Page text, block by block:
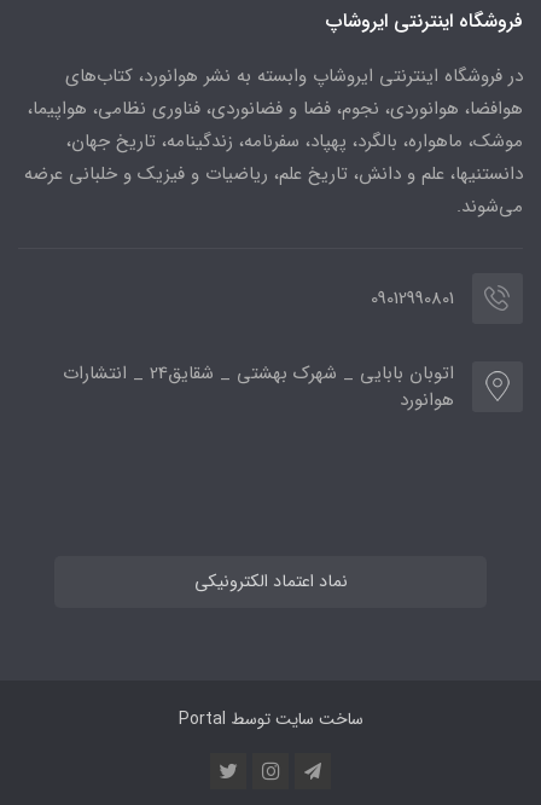
فروشگاه اینترنتی ایروشاپ
در فروشگاه اینترنتی ایروشاپ وابسته به نشر هوانورد، کتاب‌های
هوافضا، هوانوردی، نجوم، فضا و فضانوردی، فناوری نظامی، هواپیما،
موشک، ماهواره، بالگرد، پهپاد، سفرنامه، زندگینامه، تاریخ جهان،
دانستنیها، علم و دانش، تاریخ علم، ریاضیات و فیزیک و خلبانی عرضه
می‌شوند.
09012990801
اتوبان بابایی _ شهرک بهشتی _ شقایق24 _ انتشارات
هوانورد
نماد اعتماد الکترونیکی
ساخت سایت توسط Portal